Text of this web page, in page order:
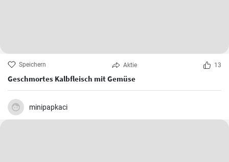
Speichern Aktie 13
Geschmortes Kalbfleisch mit Gemüse
minipapkaci